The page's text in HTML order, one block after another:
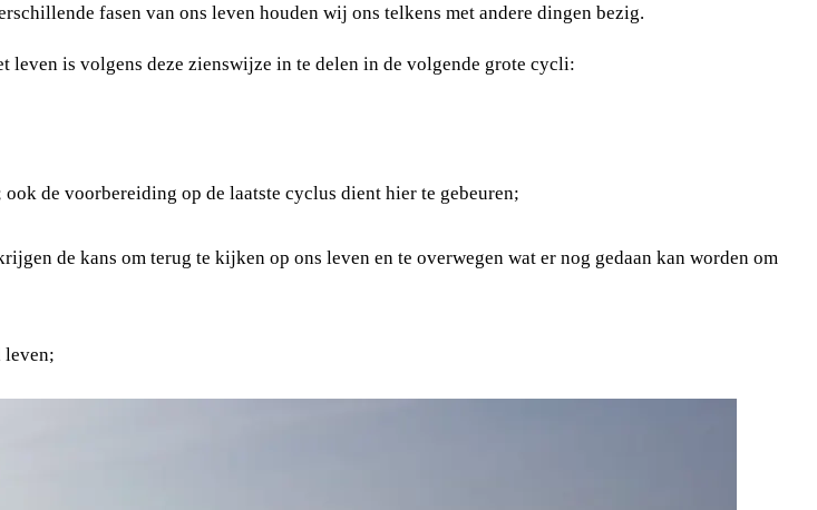
fasen van ons leven houden wij ons telkens met andere dingen bezig.
leven is volgens deze zienswijze in te delen in de volgende grote cycli:
ook de voorbereiding op de laatste cyclus dient hier te gebeuren;
de kans om terug te kijken op ons leven en te overwegen wat er nog gedaan kan worden om
leven;